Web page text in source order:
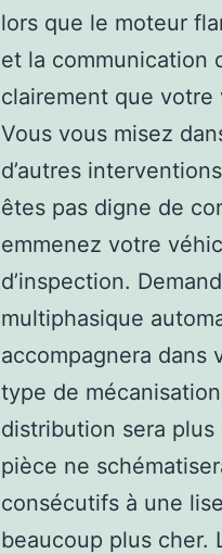
lors que le moteur
et la communication
clairement que votre
Vous vous misez
d’autres
êtes pas digne de
emmenez votre
d’inspection.
multiphasique
accompagnera dans
type de
distribution sera plus
pièce ne
consécutifs à une
beaucoup plus cher.